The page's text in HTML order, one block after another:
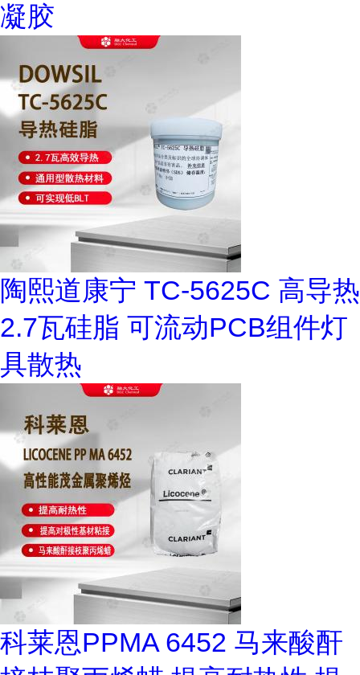
凝胶
陶熙道康宁 TC-5625C 高导热
2.7瓦硅脂 可流动PCB组件灯
具散热
科莱恩PPMA 6452 马来酸酐